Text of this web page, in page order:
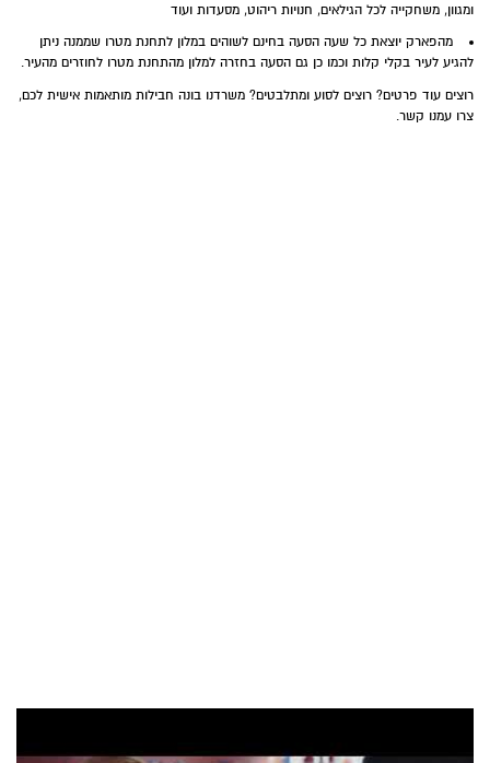
ומגוון, משחקייה לכל הגילאים, חנויות ריהוט, מסעדות ועוד
מהפארק יוצאת כל שעה הסעה בחינם לשוהים במלון לתחנת מטרו שממנה ניתן
להגיע לעיר בקלי קלות וכמו כן גם הסעה בחזרה למלון מהתחנת מטרו לחוזרים מהעיר.
רוצים עוד פרטים? רוצים לסוע ומתלבטים? משרדנו בונה חבילות מותאמות אישית לכם,
צרו עמנו קשר.